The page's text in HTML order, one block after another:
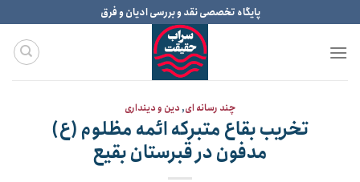
to
content
پایگاه تخصصی نقد و بررسی ادیان و فرق
چند رسانه ای,دین و دینداری
تخریب بقاع متبرکه ائمه مظلوم (ع)
مدفون در قبرستان بقیع